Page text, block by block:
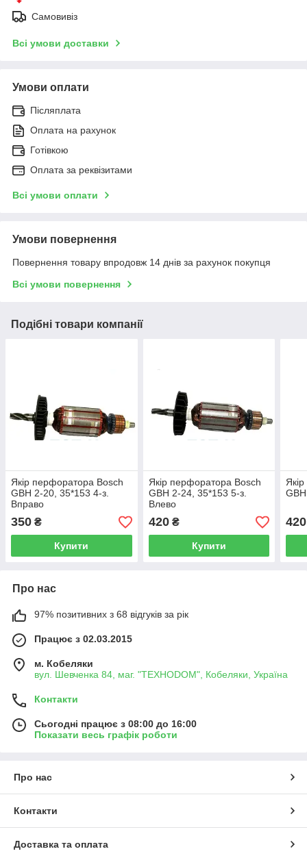
Самовивіз
Всі умови доставки
Умови оплати
Післяплата
Оплата на рахунок
Готівкою
Оплата за реквізитами
Всі умови оплати
Умови повернення
Повернення товару впродовж 14 днів за рахунок покупця
Всі умови повернення
Подібні товари компанії
Якір перфоратора Bosch
GBH 2-20, 35*153 4-з.
Вправо
350 ₴
Купити
Якір перфоратора Bosch
GBH 2-24, 35*153 5-з.
Влево
420₴
Купити
420
Про нас
97% позитивних з 68 відгуків за рік
Працює з 02.03.2015
м. Кобеляки
вул. Шевченка 84, маг. "ТЕХНОDOM", Кобеляки, Україна
Контакти
Сьогодні працює з 08:00 до 16:00
Показати весь графік роботи
Про нас
Контакти
Доставка та оплата